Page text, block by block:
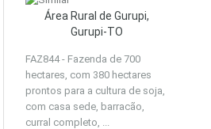
Área Rural de Gurupi,
Gurupi-TO
FAZ844 - Fazenda de 700
hectares, com 380 hectares
prontos para a cultura de soja,
com casa sede, barracão,
curral completo, ...